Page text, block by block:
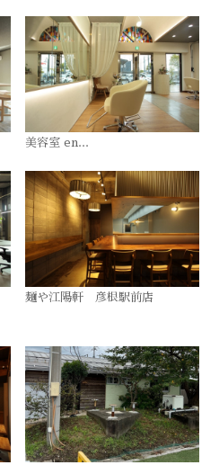
美容室 en...
麺や江陽軒 彦根駅前店